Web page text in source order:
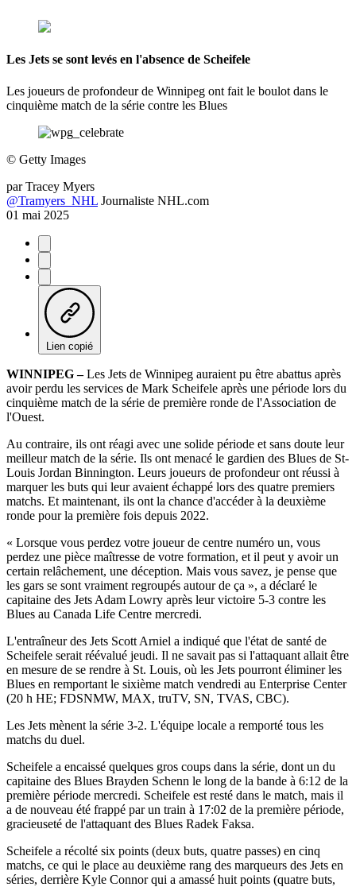
Les Jets se sont levés en l'absence de Scheifele
Les joueurs de profondeur de Winnipeg ont fait le boulot dans le
cinquième match de la série contre les Blues
© Getty Images
par Tracey Myers
@Tramyers_NHL Journaliste NHL.com
01 mai 2025
Lien copié
WINNIPEG –Les Jets de Winnipeg auraient pu être abattus après
avoir perdu les services de Mark Scheifele après une période lors du
cinquième match de la série de première ronde de l'Association de
l'Ouest.
Au contraire, ils ont réagi avec une solide période et sans doute leur
meilleur match de la série. Ils ont menacé le gardien des Blues de St-
Louis Jordan Binnington. Leurs joueurs de profondeur ont réussi à
marquer les buts qui leur avaient échappé lors des quatre premiers
matchs. Et maintenant, ils ont la chance d'accéder à la deuxième
ronde pour la première fois depuis 2022.
« Lorsque vous perdez votre joueur de centre numéro un, vous
perdez une pièce maîtresse de votre formation, et il peut y avoir un
certain relâchement, une déception. Mais vous savez, je pense que
les gars se sont vraiment regroupés autour de ça », a déclaré le
capitaine des Jets Adam Lowry après leur victoire 5-3 contre les
Blues au Canada Life Centre mercredi.
L'entraîneur des Jets Scott Arniel a indiqué que l'état de santé de
Scheifele serait réévalué jeudi. Il ne savait pas si l'attaquant allait être
en mesure de se rendre à St. Louis, où les Jets pourront éliminer les
Blues en remportant le sixième match vendredi au Enterprise Center
(20 h HE; FDSNMW, MAX, truTV, SN, TVAS, CBC).
Les Jets mènent la série 3-2. L'équipe locale a remporté tous les
matchs du duel.
Scheifele a encaissé quelques gros coups dans la série, dont un du
capitaine des Blues Brayden Schenn le long de la bande à 6:12 de la
première période mercredi. Scheifele est resté dans le match, mais il
a de nouveau été frappé par un train à 17:02 de la première période,
gracieuseté de l'attaquant des Blues Radek Faksa.
Scheifele a récolté six points (deux buts, quatre passes) en cinq
matchs, ce qui le place au deuxième rang des marqueurs des Jets en
séries, derrière Kyle Connor qui a amassé huit points (quatre buts,